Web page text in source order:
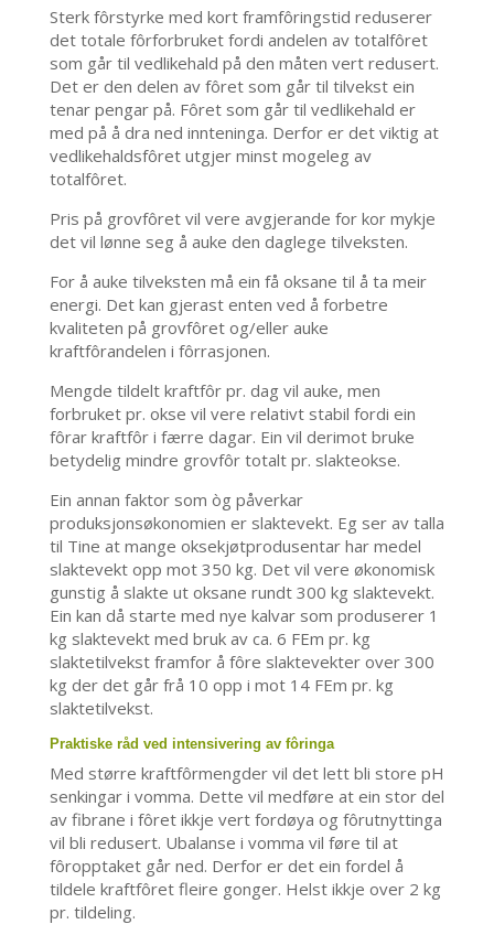
Sterk fôrstyrke med kort framfôringstid reduserer
det totale fôrforbruket fordi andelen av totalfôret
som går til vedlikehald på den måten vert redusert.
Det er den delen av fôret som går til tilvekst ein
tenar pengar på. Fôret som går til vedlikehald er
med på å dra ned innteninga. Derfor er det viktig at
vedlikehaldsfôret utgjer minst mogeleg av
totalfôret.
Pris på grovfôret vil vere avgjerande for kor mykje
det vil lønne seg å auke den daglege tilveksten.
For å auke tilveksten må ein få oksane til å ta meir
energi. Det kan gjerast enten ved å forbetre
kvaliteten på grovfôret og/eller auke
kraftfôrandelen i fôrrasjonen.
Mengde tildelt kraftfôr pr. dag vil auke, men
forbruket pr. okse vil vere relativt stabil fordi ein
fôrar kraftfôr i færre dagar. Ein vil derimot bruke
betydelig mindre grovfôr totalt pr. slakteokse.
Ein annan faktor som òg påverkar
produksjonsøkonomien er slaktevekt. Eg ser av talla
til Tine at mange oksekjøtprodusentar har medel
slaktevekt opp mot 350 kg. Det vil vere økonomisk
gunstig å slakte ut oksane rundt 300 kg slaktevekt.
Ein kan då starte med nye kalvar som produserer 1
kg slaktevekt med bruk av ca. 6 FEm pr. kg
slaktetilvekst framfor å fôre slaktevekter over 300
kg der det går frå 10 opp i mot 14 FEm pr. kg
slaktetilvekst.
Praktiske råd ved intensivering av fôringa
Med større kraftfôrmengder vil det lett bli store pH
senkingar i vomma. Dette vil medføre at ein stor del
av fibrane i fôret ikkje vert fordøya og fôrutnyttinga
vil bli redusert. Ubalanse i vomma vil føre til at
fôropptaket går ned. Derfor er det ein fordel å
tildele kraftfôret fleire gonger. Helst ikkje over 2 kg
pr. tildeling.